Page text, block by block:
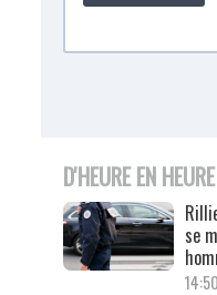
D'HEURE EN HEURE
se
14:50